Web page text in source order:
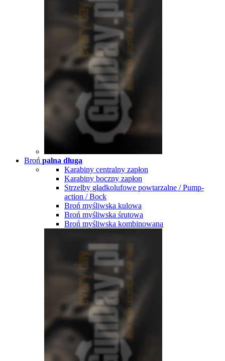
Broń palna długa
Karabiny centralny zapłon
Karabiny boczny zapłon
Strzelby gładkolufowe powtarzalne / Pump-
action / Bock
Broń myśliwska kulowa
Broń myśliwska śrutowa
Broń myśliwska kombinowana